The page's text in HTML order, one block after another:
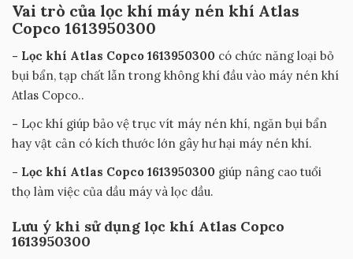
Vai trò của lọc khí máy nén khí Atlas
Copco 1613950300
- Lọc khí Atlas Copco 1613950300 có chức năng loại bỏ
bụi bẩn, tạp chất lẫn trong không khí đầu vào máy nén khí
Atlas Copco..
- Lọc khí giúp bảo vệ trục vít máy nén khí, ngăn bụi bẩn
hay vật cản có kích thước lớn gây hư hại máy nén khí.
- Lọc khí Atlas Copco 1613950300 giúp nâng cao tuổi
thọ làm việc của dầu máy và lọc dầu.
Lưu ý khi sử dụng lọc khí Atlas Copco
1613950300